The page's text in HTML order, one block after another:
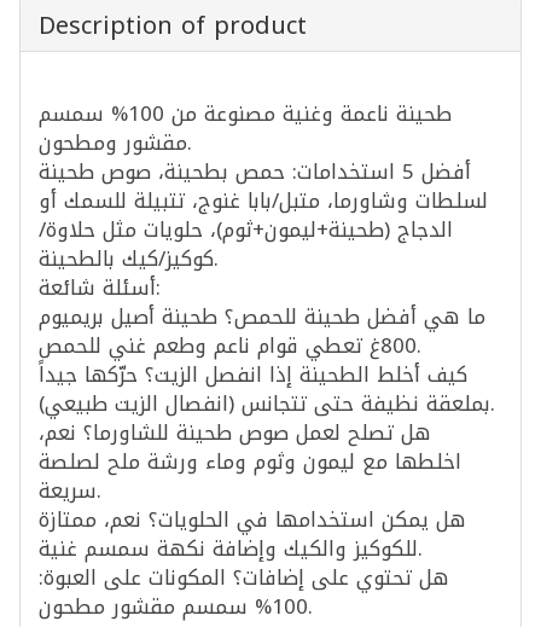
Description of product
طحينة ناعمة وغنية مصنوعة من 100% سمسم
مقشور ومطحون.
أفضل 5 استخدامات: حمص بطحينة، صوص طحينة
لسلطات وشاورما، متبل/بابا غنوج، تتبيلة للسمك أو
الدجاج (طحينة+ليمون+ثوم)، حلويات مثل حلاوة/
كوكيز/كيك بالطحينة.
أسئلة شائعة:
ما هي أفضل طحينة للحمص؟ طحينة أصيل بريميوم
800غ تعطي قوام ناعم وطعم غني للحمص.
كيف أخلط الطحينة إذا انفصل الزيت؟ حرّكها جيداً
بملعقة نظيفة حتى تتجانس (انفصال الزيت طبيعي).
هل تصلح لعمل صوص طحينة للشاورما؟ نعم،
اخلطها مع ليمون وثوم وماء ورشة ملح لصلصة
سريعة.
هل يمكن استخدامها في الحلويات؟ نعم، ممتازة
للكوكيز والكيك وإضافة نكهة سمسم غنية.
هل تحتوي على إضافات؟ المكونات على العبوة:
100% سمسم مقشور مطحون.